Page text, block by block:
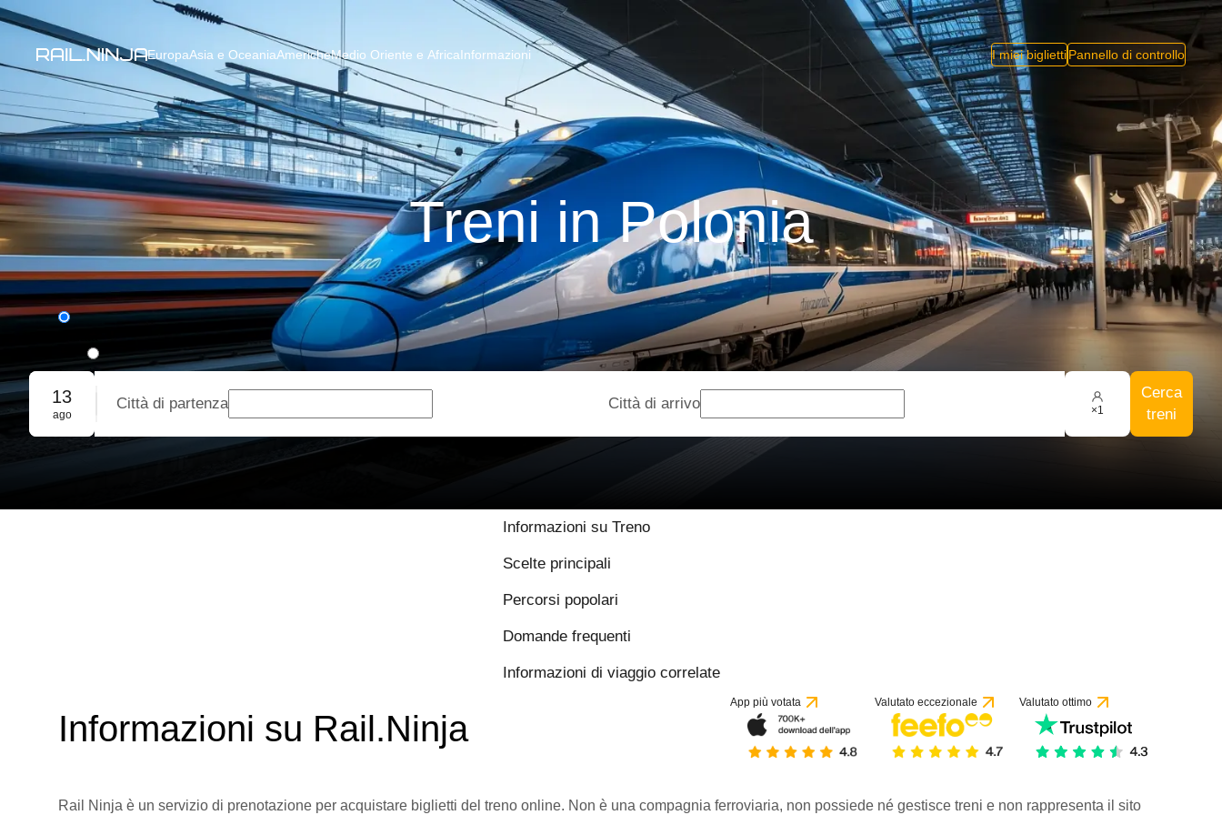
EuropaAsia e OceaniaAmericheMedio Oriente e AfricaInformazioni I miei bigliettiPannello di controllo
Treni in Polonia
Andata e ritorno
Prenotazione di gruppo
13
ago
Città di partenza Città di arrivo ×1
Cerca
treni
Informazioni su Treno
Scelte principali
Percorsi popolari
Domande frequenti
Informazioni di viaggio correlate
Informazioni su Rail.Ninja
App più votata Valutato eccezionale Valutato ottimo
Rail Ninja è un servizio di prenotazione per acquistare biglietti del treno online. Non è una compagnia ferroviaria, non possiede né gestisce treni e non rappresenta il sito